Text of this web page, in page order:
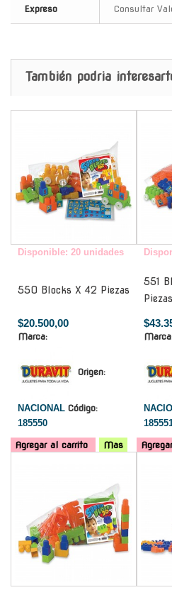
Expreso Consultar
También podria
Disponible: 20 unidades
550 Blocks X 42 Piezas
$20.500,00
Marca:
Origen:
NACIONAL Código:
185550
Agregar al carrito Mas
551
Piezas